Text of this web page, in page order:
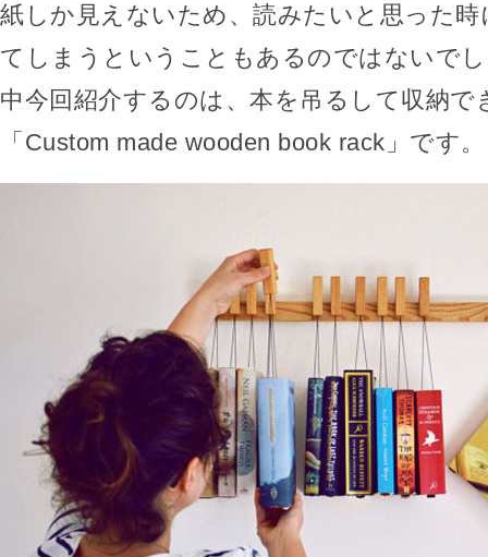
紙しか見えないため、読みたいと思った
てしまうということもあるのではないで
中今回紹介するのは、本を吊るして収納
「Custom made wooden book rack」です。